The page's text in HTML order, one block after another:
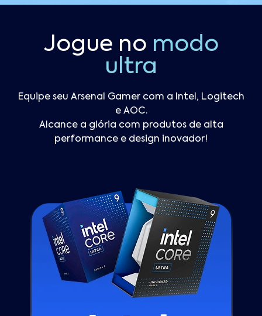
Jogue no modo
ultra
Equipe seu Arsenal Gamer com a Intel, Logitech
e AOC.
Alcance a glória com produtos de alta
performance e design inovador!